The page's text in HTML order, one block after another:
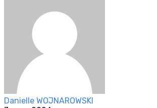
Danielle WOJNAROWSKI